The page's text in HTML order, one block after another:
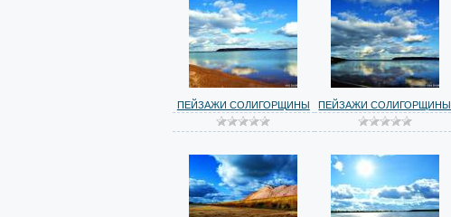
ПЕЙЗАЖИ СОЛИГОРЩИНЫ ПЕЙЗАЖИ СОЛИГОРЩИНЫ